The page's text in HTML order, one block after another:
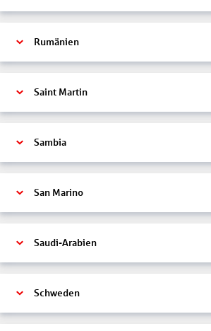
Rumänien
Saint Martin
Sambia
San Marino
Saudi-Arabien
Schweden